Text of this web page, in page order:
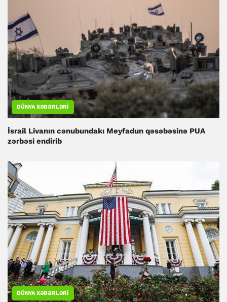
DÜNYA XƏBƏRLƏRI
İsrail Livanın cənubundakı Meyfadun qəsəbəsinə PUA
zərbəsi endirib
DÜNYA XƏBƏRLƏRI